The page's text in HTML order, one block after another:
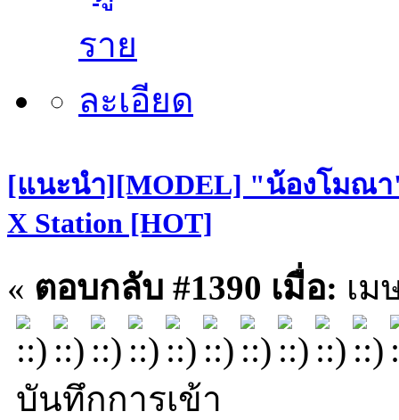
[แนะนำ][MODEL] "น้องโมณา
X Station [HOT]
« ตอบกลับ #1390 เมื่อ: เม
บันทึกการเข้า